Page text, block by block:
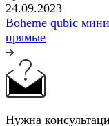
24.09.2023
Boheme qubic
прямые
Нужна